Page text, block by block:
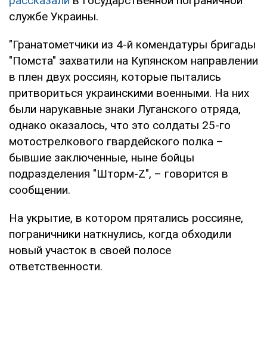
службе Украины.
"Гранатометчики из 4-й комендатуры бригады
"Помста" захватили на Купянском направлении
в плен двух россиян, которые пытались
притвориться украинскими военными. На них
были нарукавные знаки Луганского отряда,
однако оказалось, что это солдаты 25-го
мотострелкового гвардейского полка –
бывшие заключенные, ныне бойцы
подразделения "Шторм-Z", – говорится в
сообщении.
На укрытие, в котором прятались россияне,
пограничники наткнулись, когда обходили
новый участок в своей полосе
ответственности.